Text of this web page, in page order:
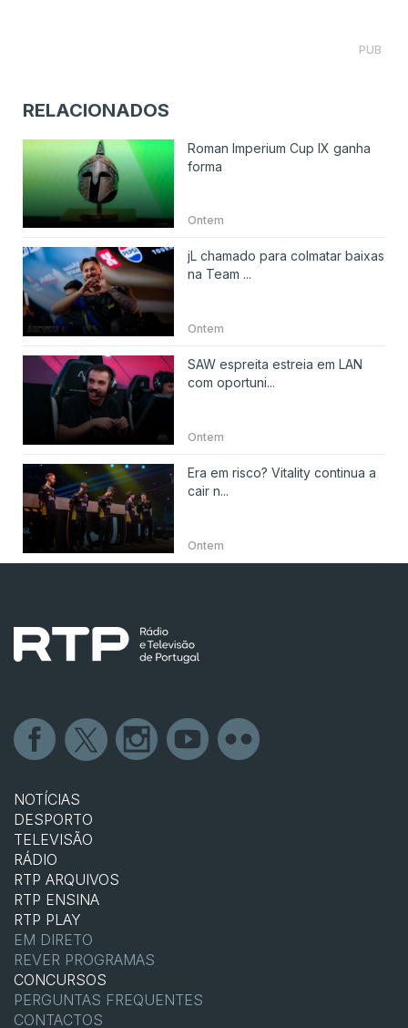
PUB
RELACIONADOS
Roman Imperium Cup IX ganha
forma
Ontem
jL chamado para colmatar baixas
na Team ...
Ontem
SAW espreita estreia em LAN
com oportuni...
Ontem
Era em risco? Vitality continua a
cair n...
Ontem
NOTÍCIAS
DESPORTO
TELEVISÃO
RÁDIO
RTP ARQUIVOS
RTP ENSINA
RTP PLAY
EM DIRETO
REVER PROGRAMAS
CONCURSOS
PERGUNTAS FREQUENTES
CONTACTOS